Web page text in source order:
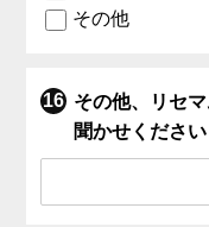
その他
その他、リセ
聞かせください